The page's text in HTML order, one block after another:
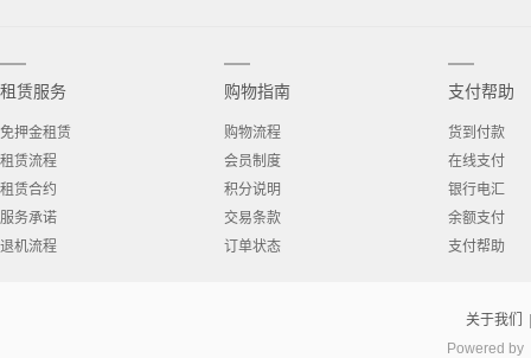
租赁服务
免押金租赁
租赁流程
租赁合约
服务承诺
退机流程
购物指南
购物流程
会员制度
积分说明
交易条款
订单状态
支付帮助
货到付款
在线支付
银行电汇
余额支付
支付帮助
关于我们
Powered by